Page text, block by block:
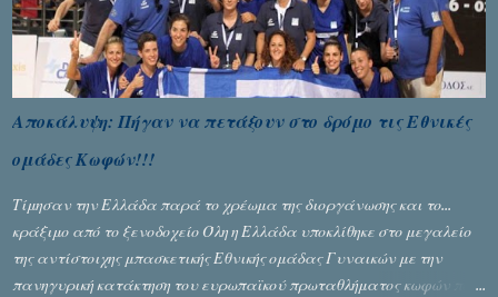
Αποκάλυψη: Πήγαν να πετάξουν στο δρόμο τις Εθνικές
ομάδες Κωφών!!!
Τίμησαν την Ελλάδα παρά το χρέωμα της διοργάνωσης και το...
κράξιμο από το ξενοδοχείο Όλη η Ελλάδα υποκλίθηκε στο μεγαλείο
της αντίστοιχης μπασκετικής Εθνικής ομάδας Γυναικών με την
πανηγυρική κατάκτηση του ευρωπαϊκού πρωταθλήματος κωφών που